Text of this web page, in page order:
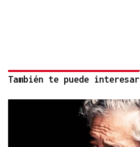
También te puede interesar